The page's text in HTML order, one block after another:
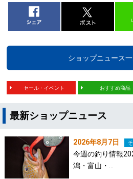
ショップニュース
セール・イベント おすすめ商品
最新ショップニュース
2026年8月7日
今週の釣り情報
潟・富山・…